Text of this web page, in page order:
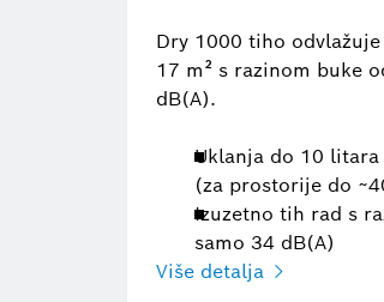
Dry 1000 tiho
17 m² s razinom buke
dB(A).
Uklanja do 10 litara
(za prostorije do
Izuzetno tih rad s
samo 34 dB(A)
Više detalja